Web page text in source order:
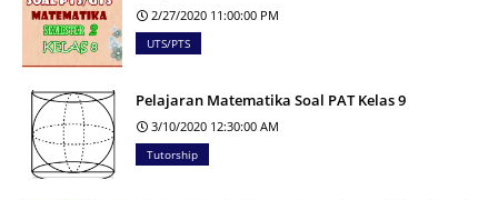
2/27/2020 11:00:00 PM
UTS/PTS
Pelajaran Matematika Soal PAT Kelas 9
3/10/2020 12:30:00 AM
Tutorship